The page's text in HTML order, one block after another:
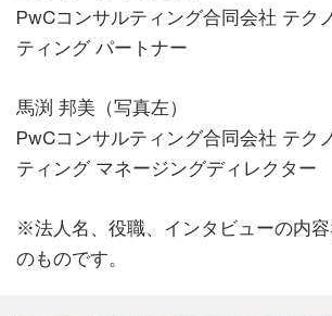
PwCコンサルティング合同会社 テク
ティング パートナー
馬渕 邦美（写真左）
PwCコンサルティング合同会社 テク
ティング マネージングディレクター
※法人名、役職、インタビューの内
のものです。